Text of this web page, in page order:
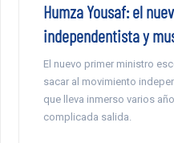
Humza Yousaf: el
independentista y
El nuevo primer ministro
sacar al movimiento
que lleva inmerso varios
complicada salida.